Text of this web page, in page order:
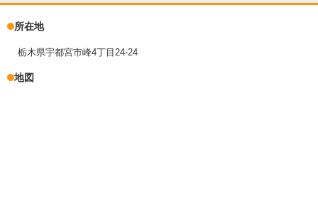
所在地
栃木県宇都宮市峰4丁目24-24
地図